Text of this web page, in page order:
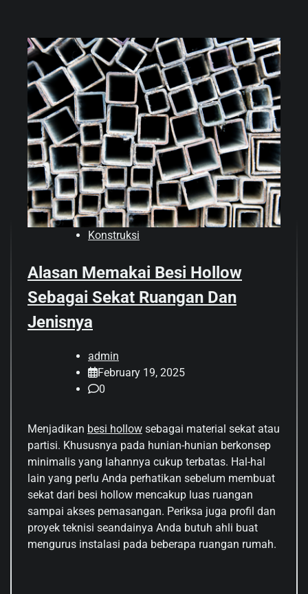
Konstruksi
Alasan Memakai Besi Hollow
Sebagai Sekat Ruangan Dan
Jenisnya
admin
February 19, 2025
0
Menjadikan besi hollow sebagai material sekat atau
partisi. Khususnya pada hunian-hunian berkonsep
minimalis yang lahannya cukup terbatas. Hal-hal
lain yang perlu Anda perhatikan sebelum membuat
sekat dari besi hollow mencakup luas ruangan
sampai akses pemasangan. Periksa juga profil dan
proyek teknisi seandainya Anda butuh ahli buat
mengurus instalasi pada beberapa ruangan rumah.